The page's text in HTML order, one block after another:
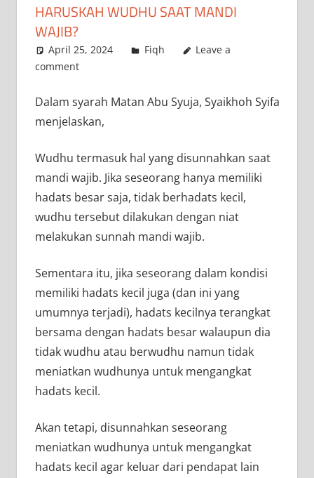
HARUSKAH WUDHU SAAT MANDI
WAJIB?
April 25, 2024 a.siddik
Fiqh
Leave a
comment
Dalam syarah Matan Abu Syuja, Syaikhoh Syifa
menjelaskan,
Wudhu termasuk hal yang disunnahkan saat
mandi wajib. Jika seseorang hanya memiliki
hadats besar saja, tidak berhadats kecil,
wudhu tersebut dilakukan dengan niat
melakukan sunnah mandi wajib.
Sementara itu, jika seseorang dalam kondisi
memiliki hadats kecil juga (dan ini yang
umumnya terjadi), hadats kecilnya terangkat
bersama dengan hadats besar walaupun dia
tidak wudhu atau berwudhu namun tidak
meniatkan wudhunya untuk mengangkat
hadats kecil.
Akan tetapi, disunnahkan seseorang
meniatkan wudhunya untuk mengangkat
hadats kecil agar keluar dari pendapat lain